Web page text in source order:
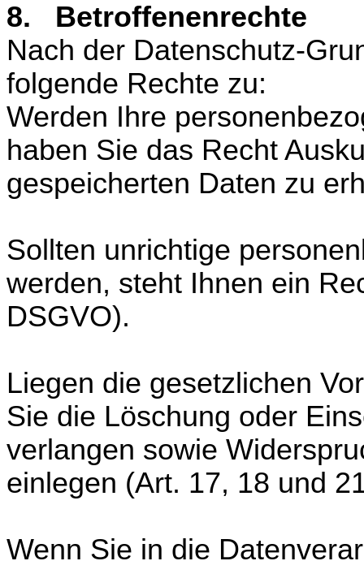
8. Betroffenenrechte
Nach der Datenschutz-
folgende Rechte zu:
Werden Ihre
haben Sie das Recht
gespeicherten Daten zu
Sollten unrichtige
werden, steht Ihnen ein
DSGVO).
Liegen die gesetzlichen
Sie die Löschung oder
verlangen sowie
einlegen (Art. 17, 18 und
Wenn Sie in die